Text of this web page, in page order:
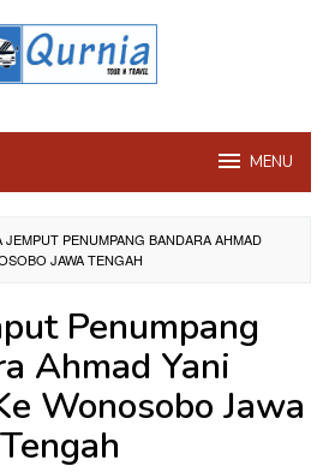
MENU
JEMPUT PENUMPANG BANDARA AHMAD
JAWA TENGAH
Penumpang
Ahmad Yani
Wonosobo Jawa
Tengah